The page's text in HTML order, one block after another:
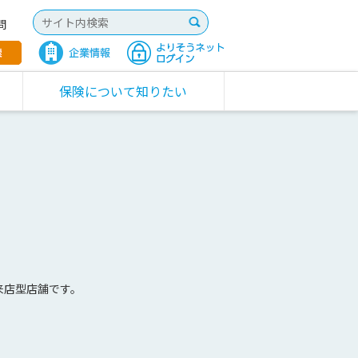
保険について知りたい
型店舗です。